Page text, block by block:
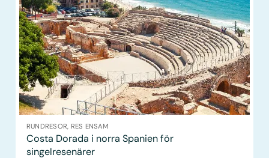
RUNDRESOR, RES ENSAM
Costa Dorada i norra Spanien för
singelresenärer